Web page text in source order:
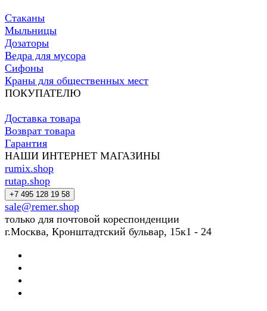
Стаканы
Мыльницы
Дозаторы
Ведра для мусора
Сифоны
Краны для общественных мест
ПОКУПАТЕЛЮ
Доставка товара
Возврат товара
Гарантия
НАШИ ИНТЕРНЕТ МАГАЗИНЫ
rumix.shop
rutap.shop
+7 495 128 19 58
sale@remer.shop
только для почтовой кореспонденции
г.Москва, Кронштадтский бульвар, 15к1 - 24